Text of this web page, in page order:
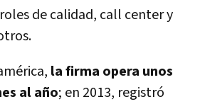
de calidad, call center y
la firma opera unos
al año; en 2013, registró